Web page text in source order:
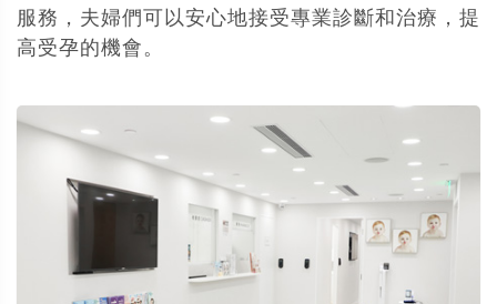
服務，夫婦們可以安心地接受專業診斷和治療，提
高受孕的機會。